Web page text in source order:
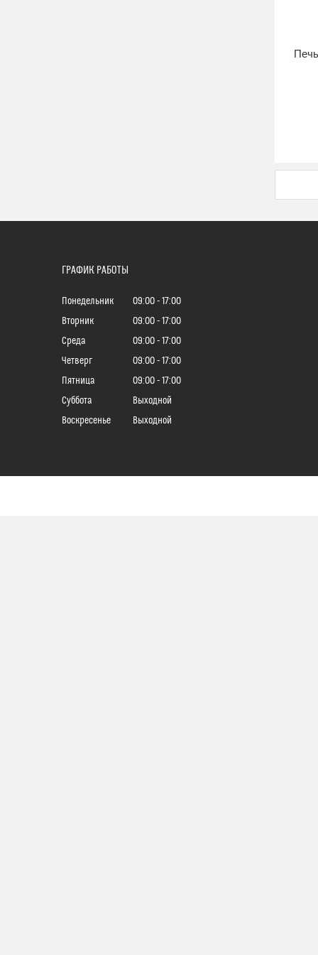
ГРАФИК РАБОТЫ
Понедельник 09:00
17:00
Вторник
09:00
17:00
Среда
09:00
17:00
Четверг
09:00
17:00
Пятница
09:00
17:00
Суббота
Выходной
Воскресенье
Выходной